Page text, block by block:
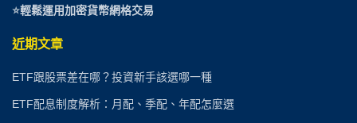
⭐輕鬆運用加密貨幣網格交易
近期文章
ETF跟股票差在哪？投資新手該選哪一種
ETF配息制度解析：月配、季配、年配怎麼選